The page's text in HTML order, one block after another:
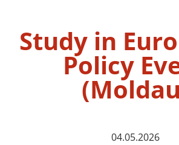
Study in
Policy
04.05.2026